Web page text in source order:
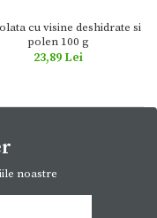
cu visine deshidrate si
polen 100 g
23,89 Lei
noastre